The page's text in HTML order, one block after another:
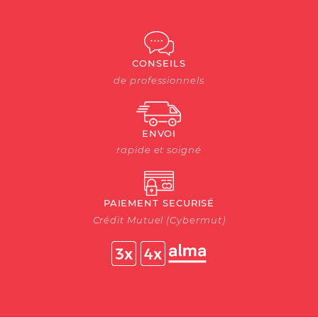
CONSEILS
de professionnels
ENVOI
rapide et soigné
PAIEMENT SECURISÉ
Crédit Mutuel (Cybermut)